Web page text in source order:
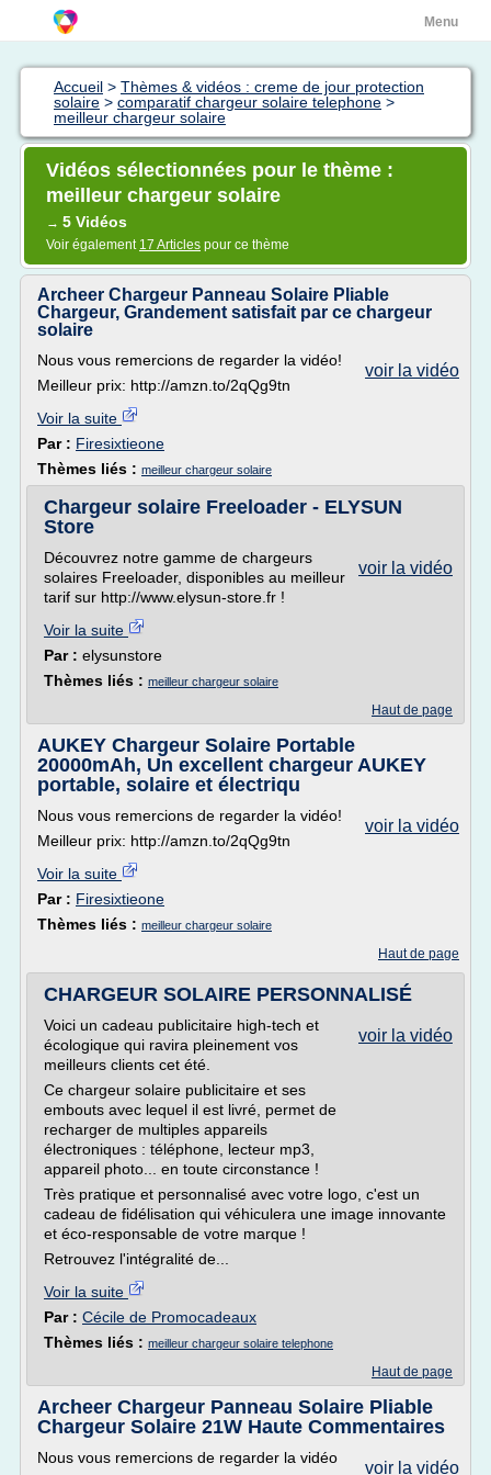
Menu
Accueil > Thèmes & vidéos : creme de jour protection
solaire > comparatif chargeur solaire telephone >
meilleur chargeur solaire
Vidéos sélectionnées pour le thème :
meilleur chargeur solaire
→ 5 Vidéos
Voir également 17 Articles pour ce thème
Archeer Chargeur Panneau Solaire Pliable
Chargeur, Grandement satisfait par ce chargeur
solaire
voir la vidéo
Nous vous remercions de regarder la vidéo!
Meilleur prix: http://amzn.to/2qQg9tn
Voir la suite
Par : Firesixtieone
Thèmes liés : meilleur chargeur solaire
Chargeur solaire Freeloader - ELYSUN
Store
voir la vidéo
Découvrez notre gamme de chargeurs
solaires Freeloader, disponibles au meilleur
tarif sur http://www.elysun-store.fr !
Voir la suite
Par : elysunstore
Thèmes liés : meilleur chargeur solaire
Haut de page
AUKEY Chargeur Solaire Portable
20000mAh, Un excellent chargeur AUKEY
portable, solaire et électriqu
voir la vidéo
Nous vous remercions de regarder la vidéo!
Meilleur prix: http://amzn.to/2qQg9tn
Voir la suite
Par : Firesixtieone
Thèmes liés : meilleur chargeur solaire
Haut de page
CHARGEUR SOLAIRE PERSONNALISÉ
voir la vidéo
Voici un cadeau publicitaire high-tech et
écologique qui ravira pleinement vos
meilleurs clients cet été.
Ce chargeur solaire publicitaire et ses
embouts avec lequel il est livré, permet de
recharger de multiples appareils
électroniques : téléphone, lecteur mp3,
appareil photo... en toute circonstance !
Très pratique et personnalisé avec votre logo, c'est un
cadeau de fidélisation qui véhiculera une image innovante
et éco-responsable de votre marque !
Retrouvez l'intégralité de...
Voir la suite
Par : Cécile de Promocadeaux
Thèmes liés : meilleur chargeur solaire telephone
Haut de page
Archeer Chargeur Panneau Solaire Pliable
Chargeur Solaire 21W Haute Commentaires
voir la vidéo
Nous vous remercions de regarder la vidéo